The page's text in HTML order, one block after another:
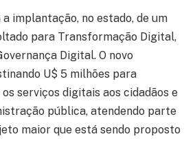
implantação, no estado, de um
para Transformação Digital,
Digital. O novo
U$ 5 milhões para
serviços digitais aos cidadãos e
pública, atendendo parte
maior que está sendo proposto